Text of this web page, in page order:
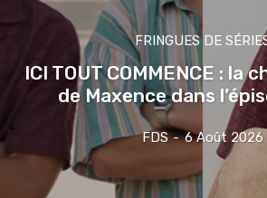
FRINGUES DE
ICI TOUT COMMENCE : la
de Maxence dans
FDS - 6 Août 2026